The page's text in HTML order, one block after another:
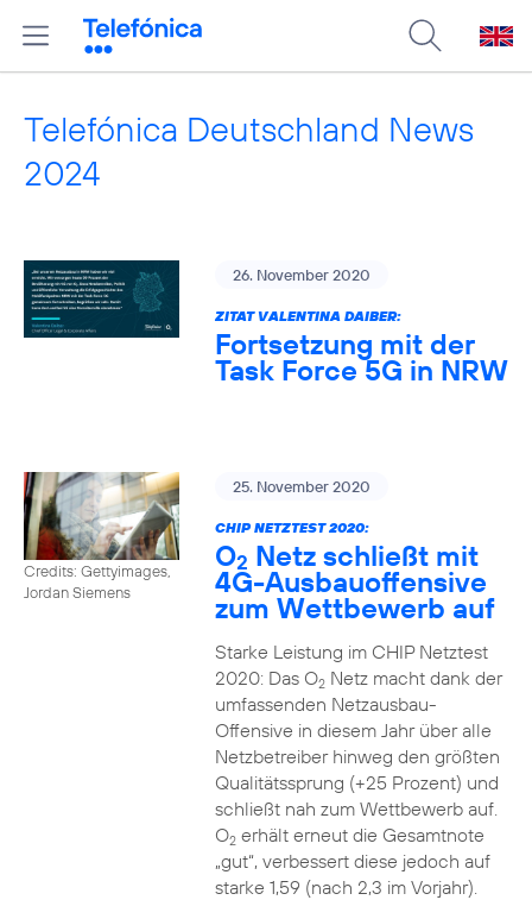
Telefónica Deutschland News
2024
26. November 2020
ZITAT VALENTINA DAIBER:
Fortsetzung mit der
Task Force 5G in NRW
Credits: Gettyimages,
Jordan Siemens
25. November 2020
CHIP NETZTEST 2020:
O2 Netz schließt mit
4G-Ausbauoffensive
zum Wettbewerb auf
Starke Leistung im CHIP Netztest
2020: Das O2Netz macht dank der
umfassenden Netzausbau-
Offensive in diesem Jahr über alle
Netzbetreiber hinweg den größten
Qualitätssprung (+25 Prozent) und
schließt nah zum Wettbewerb auf.
O2erhält erneut die Gesamtnote
„gut“, verbessert diese jedoch auf
starke 1,59 (nach 2,3 im Vorjahr).